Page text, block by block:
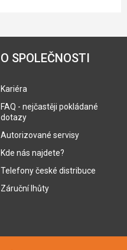
O SPOLEČNOSTI
Kariéra
FAQ - nejčastěji pokládané
dotazy
Autorizované servisy
Kde nás najdete?
Telefony české distribuce
Záruční lhůty